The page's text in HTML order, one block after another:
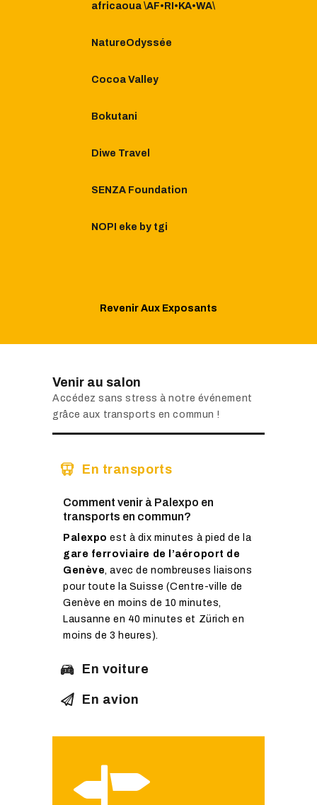
africaoua \AF•RI•KA•WA\
NatureOdyssée
Cocoa Valley
Bokutani
Diwe Travel
SENZA Foundation
NOPI eke by tgi
Revenir Aux Exposants
Venir au salon
Accédez sans stress à notre événement
grâce aux transports en commun !
En transports
Comment venir à Palexpo en
transports en commun?
Palexpo est à dix minutes à pied de la
gare ferroviaire de l’aéroport de
Genève, avec de nombreuses liaisons
pour toute la Suisse (Centre-ville de
Genève en moins de 10 minutes,
Lausanne en 40 minutes et Zürich en
moins de 3 heures).
En voiture
En avion